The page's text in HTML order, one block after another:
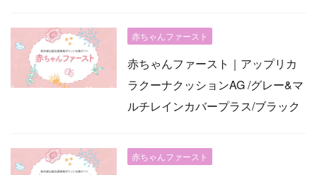
赤ちゃんファースト
赤ちゃんファースト｜アップリカ
ラクーナクッションAG /グレー&マ
ルチレインカバープラス/ブラック
赤ちゃんファースト